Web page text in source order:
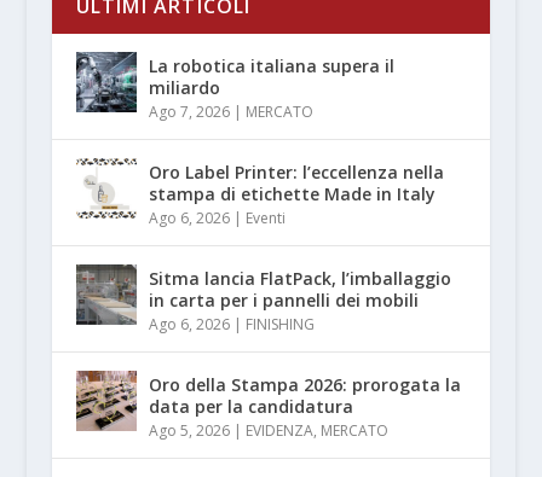
ULTIMI ARTICOLI
La robotica italiana supera il
miliardo
Ago 7, 2026| MERCATO
Oro Label Printer: l’eccellenza nella
stampa di etichette Made in Italy
Ago 6, 2026| Eventi
Sitma lancia FlatPack, l’imballaggio
in carta per i pannelli dei mobili
Ago 6, 2026| FINISHING
Oro della Stampa 2026: prorogata la
data per la candidatura
Ago 5, 2026| EVIDENZA, MERCATO